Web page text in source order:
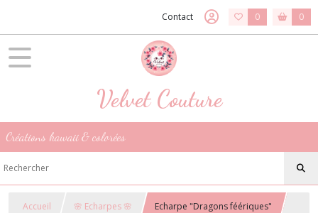
Contact 0 0
Velvet Couture
Créations kawaii & colorées
Accueil 🌸 Echarpes 🌸 Echarpe "Dragons féériques"